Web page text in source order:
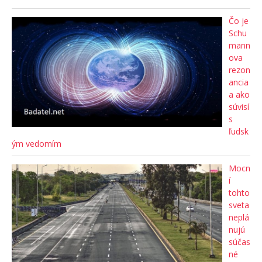
Čo je
Schu
mann
ova
rezon
ancia
a ako
súvisí
s
ľudsk
ým vedomím
Mocn
í
tohto
sveta
neplá
nujú
súčas
né